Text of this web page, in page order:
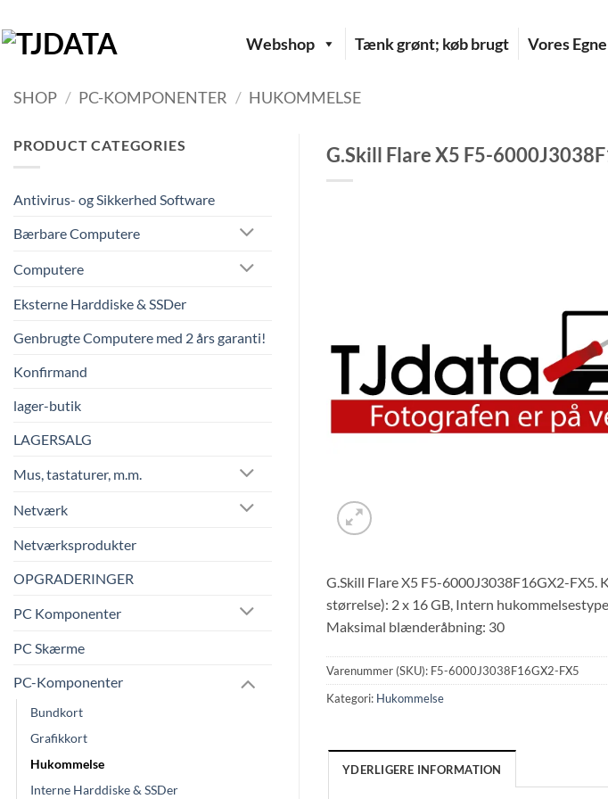
til
indhold
Webshop Tænk grønt; køb brugt Vores
SHOP / PC-KOMPONENTER / HUKOMMELSE
PRODUCT CATEGORIES
Antivirus- og Sikkerhed Software
Bærbare Computere
Computere
Eksterne Harddiske & SSDer
Genbrugte Computere med 2 års garanti!
Konfirmand
lager-butik
LAGERSALG
Mus, tastaturer, m.m.
Netværk
Netværksprodukter
OPGRADERINGER
PC Komponenter
PC Skærme
PC-Komponenter
Bundkort
Grafikkort
Hukommelse
Interne Harddiske & SSDer
G.Skill Flare X5 F5-
G.Skill Flare X5 F5-6000J3038F16GX2-
størrelse): 2 x 16 GB, Intern
Maksimal blænderåbning: 30
Varenummer (SKU): F5-6000J3038F16GX2-FX5
Kategori: Hukommelse
YDERLIGERE INFORMATION